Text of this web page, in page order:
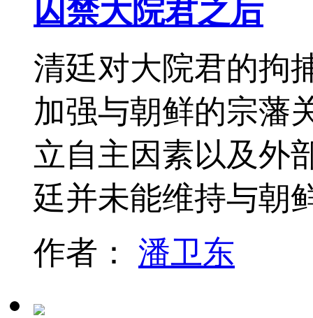
囚禁大院君之后
清廷对大院君的拘
加强与朝鲜的宗藩
立自主因素以及外
廷并未能维持与
作者： 潘卫东